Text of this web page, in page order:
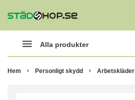
Alla produkter
Hem Personligt skydd Arbetskläder